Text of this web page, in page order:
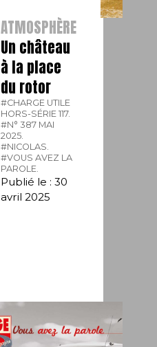
ATMOSPHÈRE
Un château
à la place
du rotor
#CHARGE UTILE
HORS-SÉRIE 117.
#N° 387 MAI
2025.
#NICOLAS.
#VOUS AVEZ LA
PAROLE.
Publié le : 30
avril 2025